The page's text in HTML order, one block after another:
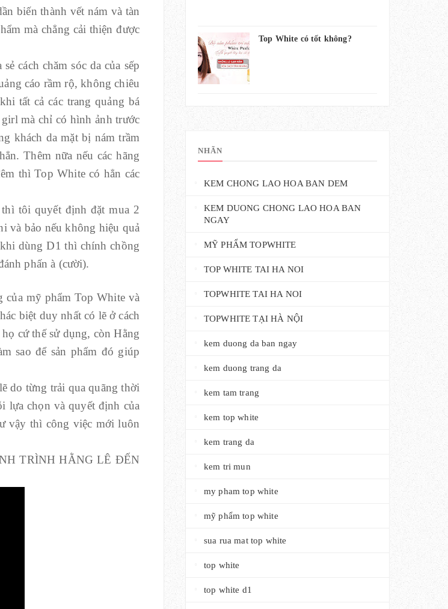
biến thành vết nám và tàn
mà chẳng cải thiện được
cách chăm sóc da của sếp
cáo rầm rộ, không chiêu
tất cả các trang quảng bá
mà chỉ có hình ảnh trước
khách da mặt bị nám trầm
Thêm nữa nếu các hãng
thì Top White có hẳn các
tôi quyết định đặt mua 2
và bảo nếu không hiệu quả
dùng D1 thì chính chồng
phấn à (cười).
mỹ phẩm Top White và
biệt duy nhất có lẽ ở cách
cứ thế sử dụng, còn Hằng
sao để sản phẩm đó giúp
do từng trải qua quãng thời
lựa chọn và quyết định của
vậy thì công việc mới luôn
TRÌNH HẰNG LÊ ĐẾN
Top White có tốt không?
NHÃN
KEM CHONG LAO HOA BAN DEM
KEM DUONG CHONG LAO HOA BAN
NGAY
MỸ PHẨM TOPWHITE
TOP WHITE TAI HA NOI
TOPWHITE TAI HA NOI
TOPWHITE TẠI HÀ NỘI
kem duong da ban ngay
kem duong trang da
kem tam trang
kem top white
kem trang da
kem tri mun
my pham top white
mỹ phẩm top white
sua rua mat top white
top white
top white d1